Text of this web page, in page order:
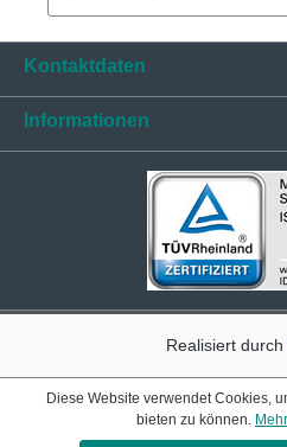
Kontaktdaten
Informationen
Realisiert durch
Diese Website verwendet Cookies,
bieten zu können.